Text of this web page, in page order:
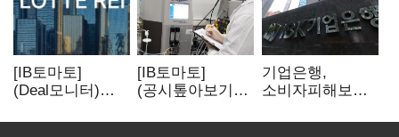
[IB토마토]
(Deal모니터)
발행…빠듯한
[IB토마토]
(공시톺아보기)
무엇이 '중요한
기업은행,
소비자피해보상
보이스피싱 공시